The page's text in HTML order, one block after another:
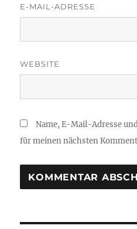
E-MAIL-ADRESSE
WEBSITE
Name, E-Mail-Adresse
für meinen nächsten